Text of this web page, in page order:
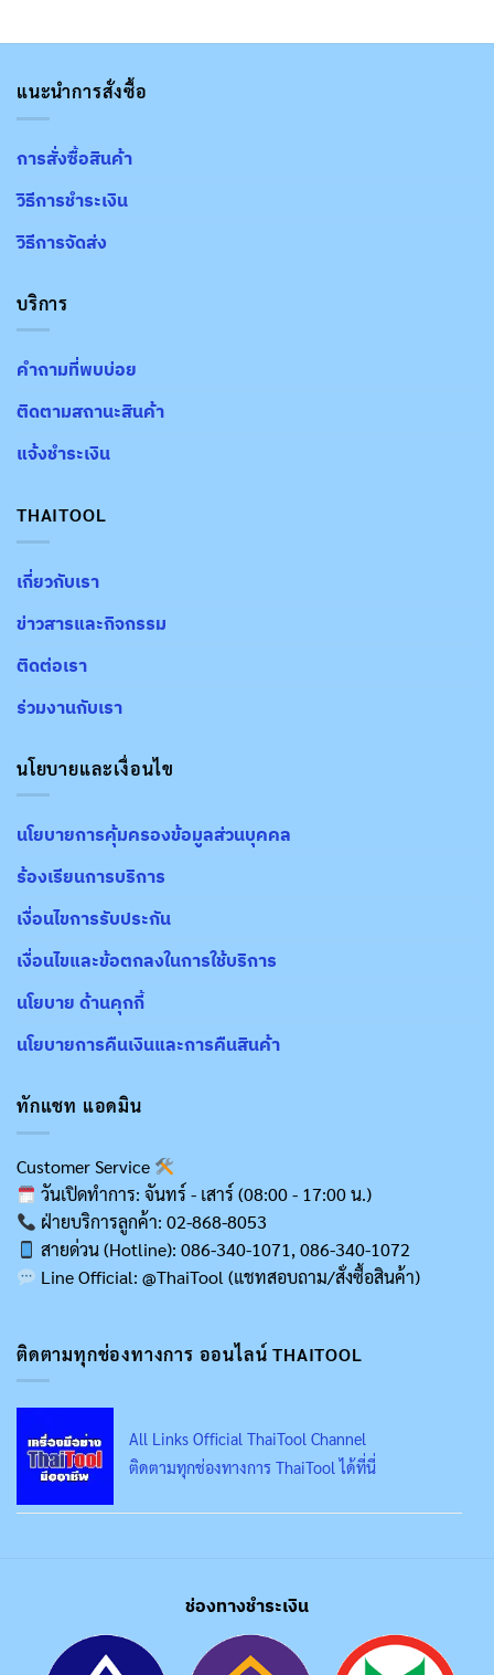
แนะนำการสั่งซื้อ
การสั่งซื้อสินค้า
วิธีการชำระเงิน
วิธีการจัดส่ง
บริการ
คำถามที่พบบ่อย
ติดตามสถานะสินค้า
แจ้งชำระเงิน
THAITOOL
เกี่ยวกับเรา
ข่าวสารและกิจกรรม
ติดต่อเรา
ร่วมงานกับเรา
นโยบายและเงื่อนไข
นโยบายการคุ้มครองข้อมูลส่วนบุคคล
ร้องเรียนการบริการ
เงื่อนไขการรับประกัน
เงื่อนไขและข้อตกลงในการใช้บริการ
นโยบาย ด้านคุกกี้
นโยบายการคืนเงินและการคืนสินค้า
ทักแชท แอดมิน
Customer Service
วันเปิดทำการ: จันทร์ - เสาร์ (08:00 - 17:00 น.)
ฝ่ายบริการลูกค้า: 02-868-8053
สายด่วน (Hotline): 086-340-1071, 086-340-1072
Line Official: @ThaiTool (แชทสอบถาม/สั่งซื้อสินค้า)
ติดตามทุกช่องทางการ ออนไลน์ THAITOOL
All Links Official ThaiTool Channel
ติดตามทุกช่องทางการ ThaiTool ได้ที่นี่
ช่องทางชำระเงิน